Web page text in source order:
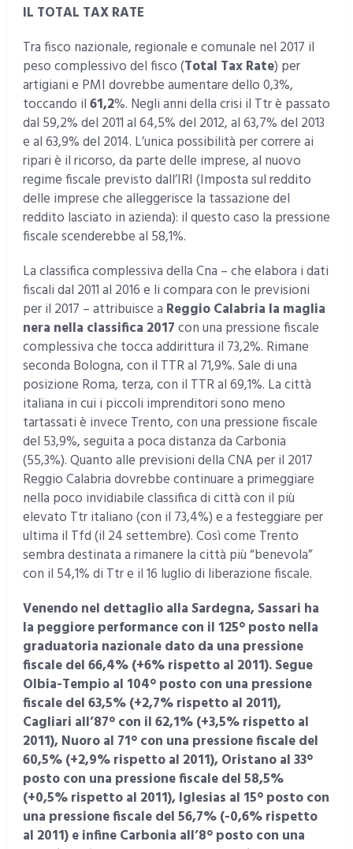
IL TOTAL TAX RATE
Tra fisco nazionale, regionale e comunale nel 2017 il
peso complessivo del fisco (Total Tax Rate) per
artigiani e PMI dovrebbe aumentare dello 0,3%,
toccando il61,2%. Negli anni della crisi il Ttr è passato
dal 59,2% del 2011 al 64,5% del 2012, al 63,7% del 2013
e al 63,9% del 2014. L’unica possibilità per correre ai
ripari è il ricorso, da parte delle imprese, al nuovo
regime fiscale previsto dall’IRI (Imposta sul reddito
delle imprese che alleggerisce la tassazione del
reddito lasciato in azienda): il questo caso la pressione
fiscale scenderebbe al 58,1%.
La classifica complessiva della Cna – che elabora i dati
fiscali dal 2011 al 2016 e li compara con le previsioni
per il 2017 – attribuisce a Reggio Calabria la maglia
nera nella classifica 2017con una pressione fiscale
complessiva che tocca addirittura il 73,2%. Rimane
seconda Bologna, con il TTR al 71,9%. Sale di una
posizione Roma, terza, con il TTR al 69,1%. La città
italiana in cui i piccoli imprenditori sono meno
tartassati è invece Trento, con una pressione fiscale
del 53,9%, seguita a poca distanza da Carbonia
(55,3%). Quanto alle previsioni della CNA per il 2017
Reggio Calabria dovrebbe continuare a primeggiare
nella poco invidiabile classifica di città con il più
elevato Ttr italiano (con il 73,4%) e a festeggiare per
ultima il Tfd (il 24 settembre). Così come Trento
sembra destinata a rimanere la città più “benevola”
con il 54,1% di Ttr e il 16 luglio di liberazione fiscale.
Venendo nel dettaglio alla Sardegna, Sassari ha
la peggiore performance con il 125° posto nella
graduatoria nazionale dato da una pressione
fiscale del 66,4% (+6% rispetto al 2011). Segue
Olbia-Tempio al 104° posto con una pressione
fiscale del 63,5% (+2,7% rispetto al 2011),
Cagliari all’87° con il 62,1% (+3,5% rispetto al
2011), Nuoro al 71° con una pressione fiscale del
60,5% (+2,9% rispetto al 2011), Oristano al 33°
posto con una pressione fiscale del 58,5%
(+0,5% rispetto al 2011), Iglesias al 15° posto con
una pressione fiscale del 56,7% (-0,6% rispetto
al 2011) e infine Carbonia all’8° posto con una